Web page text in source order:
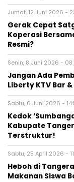
Jumat, 12 Juni 2026 -
Gerak Cepat
Koperasi
Resmi?
Senin, 8 Juni 2026 -
Jangan Ada
Liberty KTV Bar
Sabtu, 6 Juni 2026 -
Kedok
Kabupate
Terstruktur!
Sabtu, 25 April 2026 -
Heboh di
Makanan Siswa